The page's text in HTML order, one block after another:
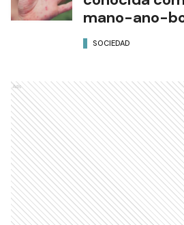
mano-ano-
SOCIEDAD
Ads